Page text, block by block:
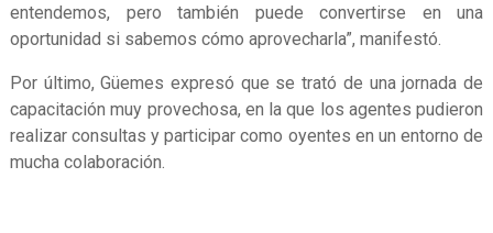
entendemos, pero también puede convertirse en una
oportunidad si sabemos cómo aprovecharla”, manifestó.
Por último, Güemes expresó que se trató de una jornada de
capacitación muy provechosa, en la que los agentes pudieron
realizar consultas y participar como oyentes en un entorno de
mucha colaboración.